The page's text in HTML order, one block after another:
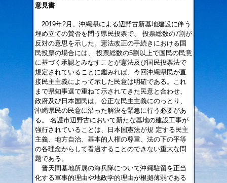
意見書
2019年2月、沖縄県による辺野古新基地建設に伴う
埋め立ての賛否を問う県民投票で、 投票総数の7割が
反対の意思を示した。憲法改正の手続きにおける国
民投票の場合には、 投票総数の5割以上で国民の民意
に基づく承認とみなすことが憲法及び国民投票法で
規定されていることに鑑みれば、今回沖縄県民が直
接民主主義によって示した民意は明確である。これ
まで県知事選で重ねて示されてきた民意と合わせ、
政府及び日本国民は、公正な民主主義にのっとり、
沖縄県民の民意に沿った解決を緊急に行う必要があ
る。 名護市辺野古において新たな基地の建設工事が
強行されていることは、日本国憲法が規 定する民主
主義、地方自治、基本的人権の尊重、法の下の平等
の各理念からして看過することのできない重大な問
題である。
普天間基地所属の海兵隊について沖縄駐留を正当
化する軍事的理由や地政学的理由が根拠薄弱である